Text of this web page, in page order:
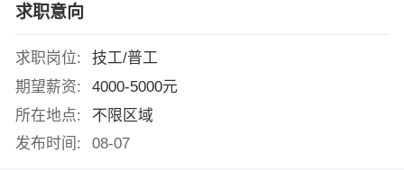
求职意向
求职岗位:
技工/普工
期望薪资:
4000-5000元
所在地点:
不限区域
发布时间:
08-07